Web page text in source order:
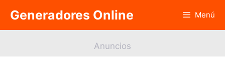
contenido
Generadores Online Menú
Anuncios